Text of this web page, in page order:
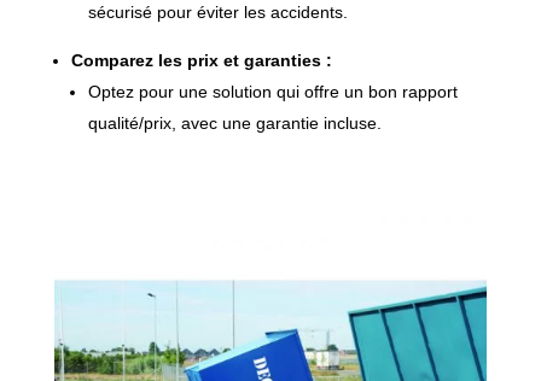
sécurisé pour éviter les accidents.
Comparez les prix et garanties :
Optez pour une solution qui offre un bon rapport
qualité/prix, avec une garantie incluse.